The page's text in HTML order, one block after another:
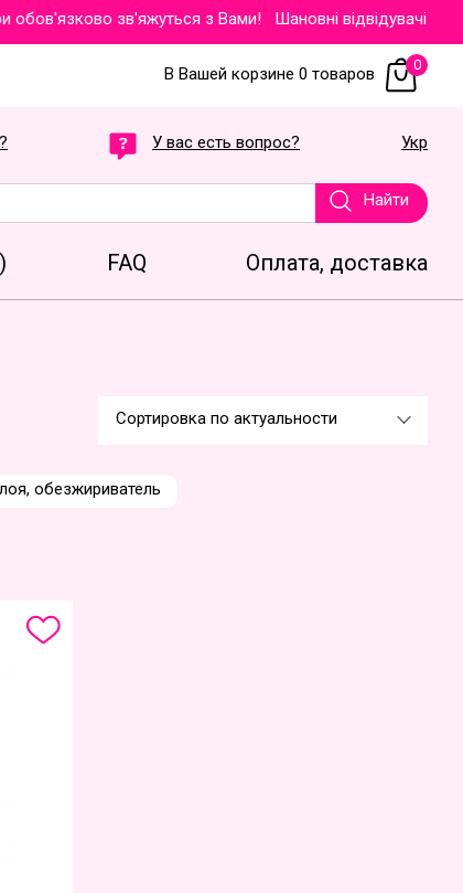
зв'яжуться з Вами!Шановні відвідувачі
В Вашей корзине 0 товаров 0
У вас есть вопрос? Укр
Найти
FAQ Оплата, доставка
обезжириватель
Сортировка по актуальности